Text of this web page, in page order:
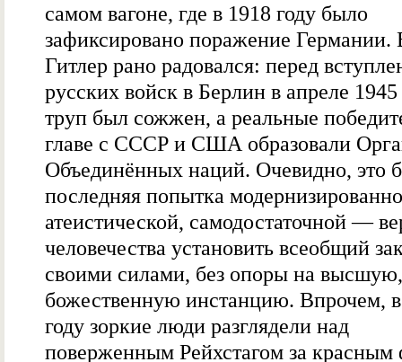
самом вагоне, где в 1918 году было
зафиксировано поражение Германии.
Гитлер рано радовался: перед
русских войск в Берлин в апреле 1945
труп был сожжен, а реальные
главе с СССР и США образовали
Объединённых наций. Очевидно, это
последняя попытка
атеистической, самодостаточной —
человечества установить всеобщий
своими силами, без опоры на высшую,
божественную инстанцию. Впрочем,
году зоркие люди разглядели над
поверженным Рейхстагом за красным